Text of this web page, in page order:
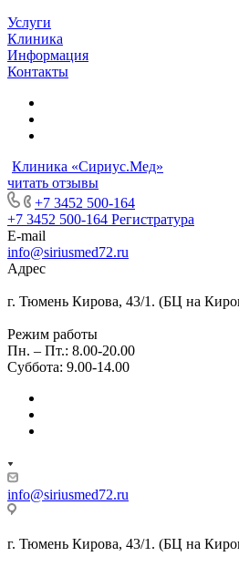
Услуги
Клиника
Информация
Контакты
Клиника «Сириус.Мед»
читать отзывы
+7 3452 500-164
+7 3452 500-164 Регистратура
E-mail
info@siriusmed72.ru
Адрес
г. Тюмень Кирова, 43/1. (БЦ на
Режим работы
Пн. – Пт.: 8.00-20.00
Суббота: 9.00-14.00
info@siriusmed72.ru
г. Тюмень Кирова, 43/1. (БЦ на